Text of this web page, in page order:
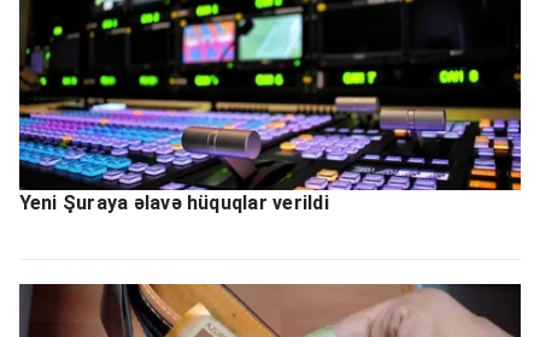
Yeni Şuraya əlavə hüquqlar verildi